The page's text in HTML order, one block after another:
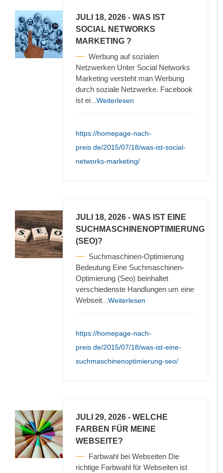
JULI 18, 2026 - WAS IST
SOCIAL NETWORKS
MARKETING ?
Werbung auf sozialen
Netzwerken Unter Social Networks
Marketing versteht man Werbung
durch soziale Netzwerke. Facebook
ist ei ...Weiterlesen
https://homepage-nach-
preis.de/2015/07/18/was-ist-social-
networks-marketing/
JULI 18, 2026 - WAS IST EINE
SUCHMASCHINENOPTIMIERUNG
(SEO)?
Suchmaschinen-Optimierung
Bedeutung Eine Suchmaschinen-
Optimierung (Seo) beinhaltet
verschiedenste Handlungen um eine
Webseit ...Weiterlesen
https://homepage-nach-
preis.de/2015/07/18/was-ist-eine-
suchmaschinenoptimierung-seo/
JULI 29, 2026 - WELCHE
FARBEN FÜR MEINE
WEBSEITE?
Farbwahl bei Webseiten Die
richtige Farbwahl für Webseiten ist